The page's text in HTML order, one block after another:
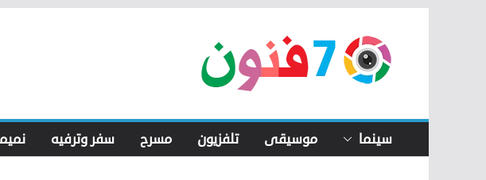
content
سينما موسيقى تلفزيون مسرح سفر وترفيه